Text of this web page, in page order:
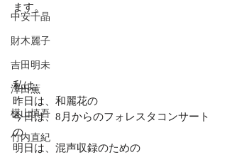
中安千晶
財木麗子
吉田明未
澤田薫
横山慎吾
竹内直紀
ます。
私は
昨日は、和麗花の
今日は、8月からのフォレスタコンサート
の
明日は、混声収録のための